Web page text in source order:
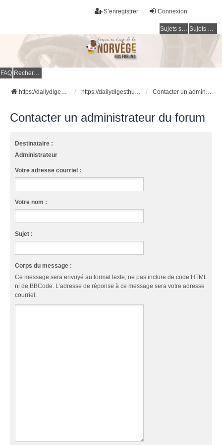
Connexion
S’enregistrer
Sujets sans réponse Sujets actifs
FAQ Rechercher
https://dailydigesthub.com https://dailydigesthub.com Contacter un administrateur du forum
Contacter un administrateur du forum
Destinataire :
Administrateur
Votre adresse courriel :
Votre nom :
Sujet :
Corps du message :
Ce message sera envoyé au format texte, ne pas inclure de code HTML
ni de BBCode. L’adresse de réponse à ce message sera votre adresse
courriel.